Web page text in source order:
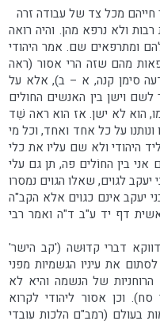
מכל צד של עבודה זרה
ולא נרפא מהן. והיה רואה
ומתרפאים שם. אמר היהודי
מהם שזה הרי אסור (ראה
סימן קנה, א – ב), אלא על
וישן בין האנשים החולים
הוא לא ישן. אז הוא ראה שֵׁד
על כל אחד ואחד, וכל מי
היהודי ולא שם עליו את כלי
בין החוֹלים פה, תן גם עלי
לגוים, שאלו הגוים נמסרו
יעקב אינם כגוים אלא הקב"ה
דף יד ע"ב ד"ה ואמר רבי
דברי קדוּשה ('קב הישר'
את עיניו הגשמיות מפני
הרוחניות של הנשמה והיא לא
וכן אסור ליהודי לקרוא
בעולם (רמב"ם הלכות עובדי